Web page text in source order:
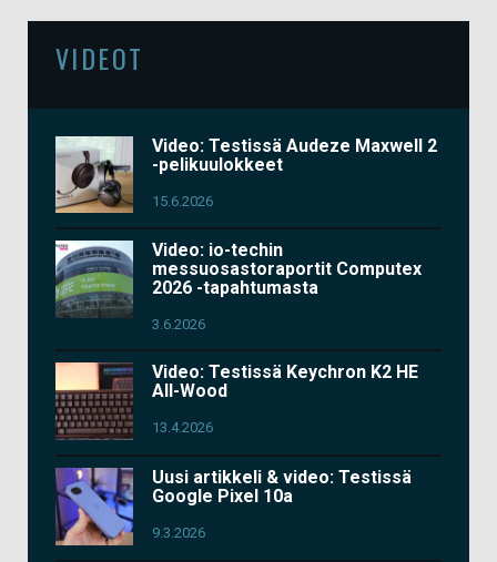
VIDEOT
Video: Testissä Audeze Maxwell 2
-pelikuulokkeet
15.6.2026
Video: io-techin
messuosastoraportit Computex
2026 -tapahtumasta
3.6.2026
Video: Testissä Keychron K2 HE
All-Wood
13.4.2026
Uusi artikkeli & video: Testissä
Google Pixel 10a
9.3.2026